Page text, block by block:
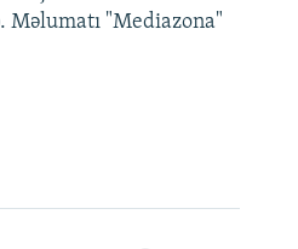
Məlumatı "Mediazona"